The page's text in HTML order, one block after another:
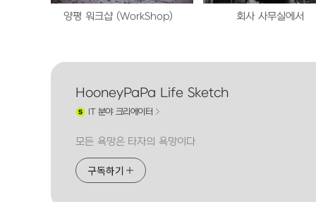
양평 워크샵 (WorkShop) 회사 사무실에서
HooneyPaPa Life Sketch
IT분야 크리에이터
모든 욕망은 타자의 욕망이다
구독하기